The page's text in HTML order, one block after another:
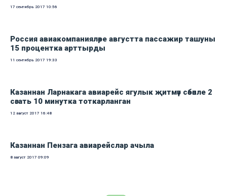
17 сентябрь 2017 10:56
Россия авиакомпанияләре августта пассажир ташуны
15 процентка арттырды
11 сентябрь 2017 19:33
Казаннан Ларнакага авиарейс ягулык җитмәү сәбәпле 2
сәгать 10 минутка тоткарланган
12 август 2017 16:48
Казаннан Пензага авиарейслар ачыла
8 август 2017 09:09